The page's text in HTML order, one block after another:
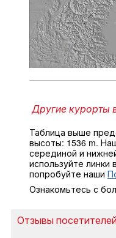
Другие курорты
Таблица выше
высоты: 1536 m.
серединой и
используйте
попробуйте наши
Ознакомьтесь с
Отзывы